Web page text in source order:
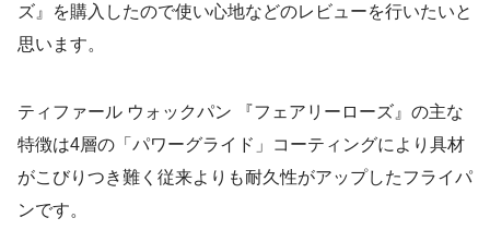
ズ』を購入したので使い心地などのレビューを行いたいと
思います。
ティファール ウォックパン 『フェアリーローズ』の主な
特徴は4層の「パワーグライド」コーティングにより具材
がこびりつき難く従来よりも耐久性がアップしたフライパ
ンです。